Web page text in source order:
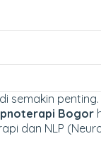
semakin
Bogor
dan NLP